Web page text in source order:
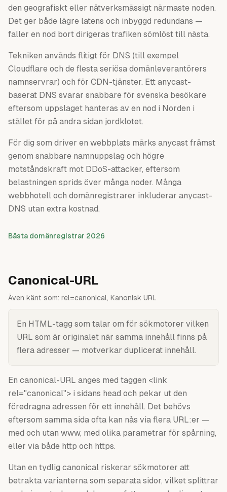
den geografiskt eller nätverksmässigt närmaste noden.
Det ger både lägre latens och inbyggd redundans —
faller en nod bort dirigeras trafiken sömlöst till nästa.
Tekniken används flitigt för DNS (till exempel
Cloudflare och de flesta seriösa domänleverantörers
namnservrar) och för CDN-tjänster. Ett anycast-
baserat DNS svarar snabbare för svenska besökare
eftersom uppslaget hanteras av en nod i Norden i
stället för på andra sidan jordklotet.
För dig som driver en webbplats märks anycast främst
genom snabbare namnuppslag och högre
motståndskraft mot DDoS-attacker, eftersom
belastningen sprids över många noder. Många
webbhotell och domänregistrarer inkluderar anycast-
DNS utan extra kostnad.
Bästa domänregistrar 2026
Canonical-URL
Även känt som: rel=canonical, Kanonisk URL
En HTML-tagg som talar om för sökmotorer vilken
URL som är originalet när samma innehåll finns på
flera adresser — motverkar duplicerat innehåll.
En canonical-URL anges med taggen <link
rel="canonical"> i sidans head och pekar ut den
föredragna adressen för ett innehåll. Det behövs
eftersom samma sida ofta kan nås via flera URL:er —
med och utan www, med olika parametrar för spårning,
eller via både http och https.
Utan en tydlig canonical riskerar sökmotorer att
betrakta varianterna som separata sidor, vilket splittrar